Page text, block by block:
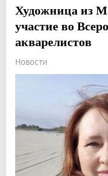
Художница из
участие во
акварелистов
Новости